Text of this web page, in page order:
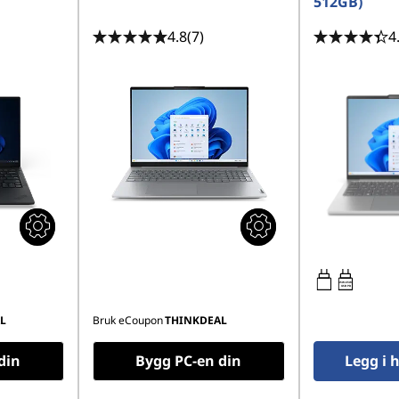
4.8(7)
Bruk eCouponTHINKDEAL
Bygg PC-en din
45W-65W
USB PD
Legg i